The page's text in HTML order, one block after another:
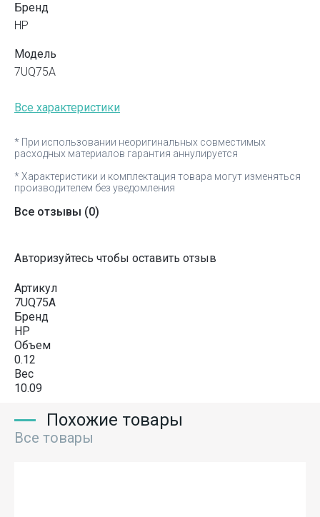
Бренд
HP
Модель
7UQ75A
Все характеристики
* При использовании неоригинальных совместимых
расходных материалов гарантия аннулируется
* Характеристики и комплектация товара могут изменяться
производителем без уведомления
Все отзывы (0)
Авторизуйтесь чтобы оставить отзыв
Артикул
7UQ75A
Бренд
HP
Объем
0.12
Вес
10.09
Похожие товары
Все товары